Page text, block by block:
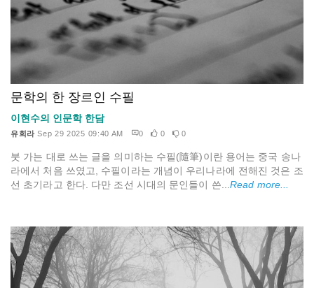
문학의 한 장르인 수필
이현수의 인문학 한담
유희라 Sep 29 2025 09:40 AM 0 0 0
붓 가는 대로 쓰는 글을 의미하는 수필(隨筆)이란 용어는 중국 송나
라에서 처음 쓰였고, 수필이라는 개념이 우리나라에 전해진 것은 조
선 초기라고 한다. 다만 조선 시대의 문인들이 쓴...Read more...